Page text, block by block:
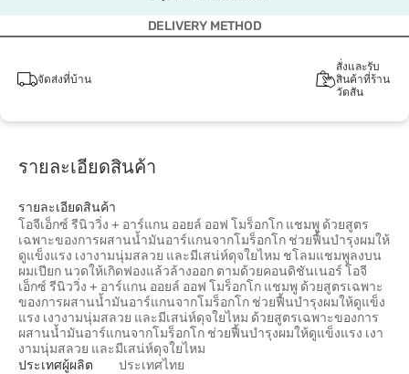
DELIVERY METHOD
จัดส่งที่บ้าน
สั่งและรับ
สินค้าที่ร้าน
วัตสัน
รายละเอียดสินค้า
รายละเอียดสินค้า
โอจีเอ็กซ์ รีนิววิ่ง + อาร์แกน ออยล์ ออฟ โมร็อกโก แชมพู ด้วยสูตร
เฉพาะของการผสานน้ำมันอาร์แกนจากโมร็อกโก ช่วยฟื้นบำรุงผมให้
ดูแข็งแรง เงางามนุ่มสลวย และมีเสน่ห์ดุจใยไหม ชโลมแชมพูลงบน
ผมเปียก นวดให้เกิดฟองแล้วล้างออก ตามด้วยคอนดิชันเนอร์ โอจี
เอ็กซ์ รีนิววิ่ง + อาร์แกน ออยล์ ออฟ โมร็อกโก แชมพู ด้วยสูตรเฉพาะ
ของการผสานน้ำมันอาร์แกนจากโมร็อกโก ช่วยฟื้นบำรุงผมให้ดูแข็ง
แรง เงางามนุ่มสลวย และมีเสน่ห์ดุจใยไหม ด้วยสูตรเฉพาะของการ
ผสานน้ำมันอาร์แกนจากโมร็อกโก ช่วยฟื้นบำรุงผมให้ดูแข็งแรง เงา
งามนุ่มสลวย และมีเสน่ห์ดุจใยไหม
ประเทศผู้ผลิต
ประเทศไทย